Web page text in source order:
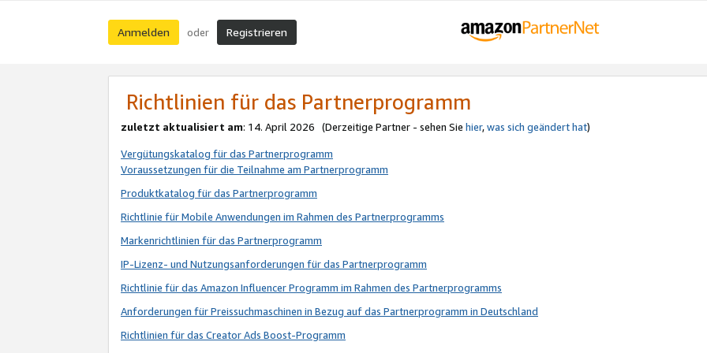
Anmelden oder Registrieren
Richtlinien für das Partnerprogramm
zuletzt aktualisiert am: 14. April 2026 (Derzeitige Partner - sehen Sie hier,was sich geändert hat)
Vergütungskatalog für das Partnerprogramm
Voraussetzungen für die Teilnahme am Partnerprogramm
Produktkatalog für das Partnerprogramm
Richtlinie für Mobile Anwendungen im Rahmen des Partnerprogramms
Markenrichtlinien für das Partnerprogramm
IP-Lizenz- und Nutzungsanforderungen für das Partnerprogramm
Richtlinie für das Amazon Influencer Programm im Rahmen des Partnerprogramms
Anforderungen für Preissuchmaschinen in Bezug auf das Partnerprogramm in Deutschland
Richtlinien für das Creator Ads Boost-Programm